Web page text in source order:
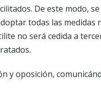
De este modo,
todas las medidas
no será cedida a
y oposición,